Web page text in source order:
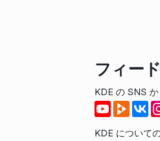
フィー
KDE の SNS
KDE について